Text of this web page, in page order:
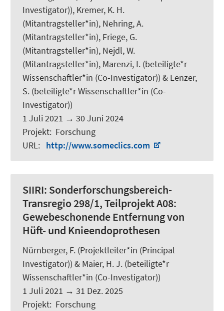
Investigator)), Kremer, K. H.
(Mitantragsteller*in), Nehring, A.
(Mitantragsteller*in), Friege, G.
(Mitantragsteller*in), Nejdl, W.
(Mitantragsteller*in), Marenzi, I. (beteiligte*r
Wissenschaftler*in (Co-Investigator)) & Lenzer,
S. (beteiligte*r Wissenschaftler*in (Co-
Investigator))
1 Juli 2021 → 30 Juni 2024
Projekt: Forschung
URL: http://www.someclics.com
SIIRI: Sonderforschungsbereich-
Transregio 298/1, Teilprojekt A08:
Gewebeschonende Entfernung von
Hüft- und Knieendoprothesen
Nürnberger, F. (Projektleiter*in (Principal
Investigator)) & Maier, H. J. (beteiligte*r
Wissenschaftler*in (Co-Investigator))
1 Juli 2021 → 31 Dez. 2025
Projekt: Forschung